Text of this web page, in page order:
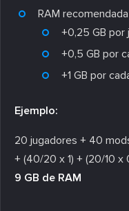
RAM
+0,25 GB por
+0,5 GB por
+1 GB por
Ejemplo:
20 jugadores + 40
+ (40/20 x 1) + (20/10 x
9 GB de RAM